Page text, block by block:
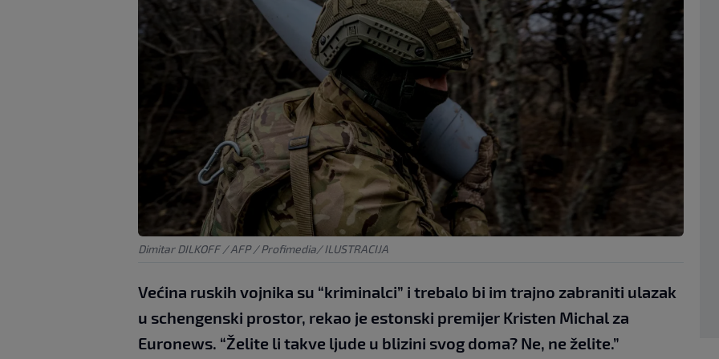
Dimitar DILKOFF / AFP / Profimedia/ ILUSTRACIJA
Većina ruskih vojnika su “kriminalci” i trebalo bi im trajno zabraniti ulazak
u schengenski prostor, rekao je estonski premijer Kristen Michal za
Euronews. “Želite li takve ljude u blizini svog doma? Ne, ne želite.”